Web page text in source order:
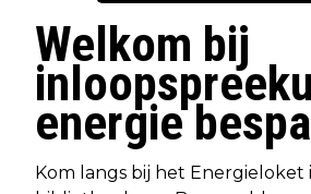
Welkom bij
energie
Kom langs bij het Energieloket